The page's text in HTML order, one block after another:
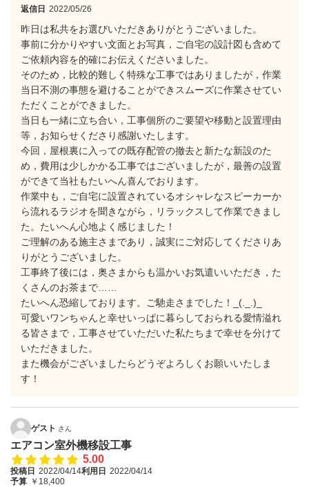
返信日 2022/05/26
昨日は私共をお選びいただきありがとうございました。
事前に分かりやすい文面とお写真，ご自宅の設計図も含めて
ご依頼内容を的確にお伝えくださいました。
そのため，比較的難しく特殊な工事ではありましたが，作業
当日不測の事態を避けることができスムーズに作業させてい
ただくことができました。
当日も一緒に立ち合い，工事個所のご要望や移動と設置理由
等，お知らせくださり感謝いたします。
今回，屋根裏に入っての既存配管の撤去と新たな新設のた
め，費用は少しかかる工事ではございましたが，最善の設置
ができて当社もたいへん喜んでおります。
作業中も，ご自宅に設置されているオシャレなスピーカーか
ら流れるラジオを聞きながら，リラックスして作業できまし
た。たいへん心地よく感じました！
ご理解のある施主さまであり，誠実にご対応してくださりあ
りがとうございました。
工事終了後には，奥さまからも温かいお気遣いいただき，た
くさんのお茶まで……
たいへん恐縮しております。ご馳走さまでした！_(._.)_
可愛いワンちゃんと幸せいっぱに暮らしておられる愛情溢れ
る皆さまで，工事させていただいた私たちまで幸せを分けて
いただきました。
また機会がございましたらどうぞよろしくお願いいたしま
す！
ゲスト さん
エアコン室外機移設工事
5.00
投稿日 2022/04/14利用日 2022/04/14
予算 ￥18,400